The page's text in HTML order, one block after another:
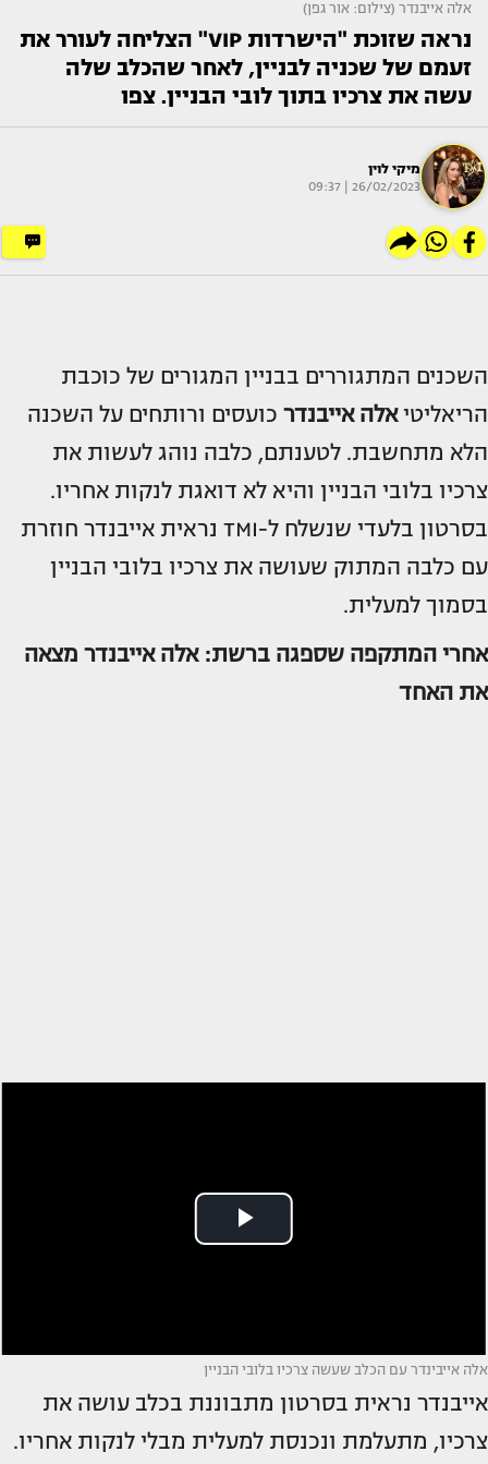
אלה אייבנדר (צילום: אור גפן)
נראה שזוכת "הישרדות VIP" הצליחה לעורר את
זעמם של שכניה לבניין, לאחר שהכלב שלה
עשה את צרכיו בתוך לובי הבניין. צפו
מיקי לוין
26/02/2023 | 09:37
השכנים המתגוררים בבניין המגורים של כוכבת
הריאליטיאלה אייבנדר כועסים ורותחים על השכנה
הלא מתחשבת. לטענתם, כלבה נוהג לעשות את
צרכיו בלובי הבניין והיא לא דואגת לנקות אחריו.
בסרטון בלעדי שנשלח ל-TMI נראית אייבנדר חוזרת
עם כלבה המתוק שעושה את צרכיו בלובי הבניין
בסמוך למעלית.
אחרי המתקפה שספגה ברשת: אלה אייבנדר מצאה
את האחד
אלה אייבינדר עם הכלב שעשה צרכיו בלובי הבניין
אייבנדר נראית בסרטון מתבוננת בכלב עושה את
צרכיו, מתעלמת ונכנסת למעלית מבלי לנקות אחריו.